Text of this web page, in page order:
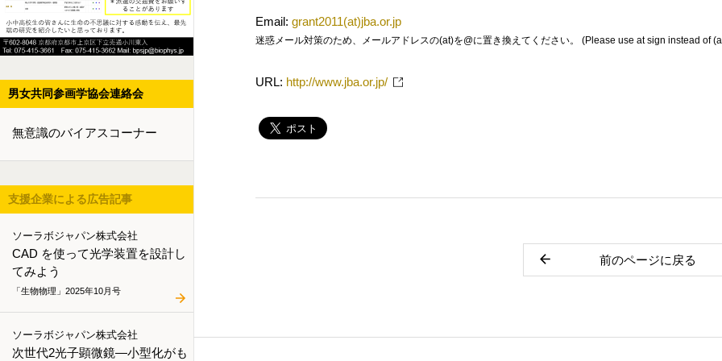
男女共同参画学協会連絡会
無意識のバイアスコーナー
支援企業による広告記事
ソーラボジャパン株式会社
CAD を使って光学装置を設計し
てみよう
「生物物理」2025年10月号
ソーラボジャパン株式会社
次世代2光子顕微鏡―小型化がも
Email: grant2011(at)jba.or.jp
迷惑メール対策のため、メールアドレスの(at)を@に置き換えてください。 (Please use at sign instead of
URL: http://www.jba.or.jp/
前のページに戻る